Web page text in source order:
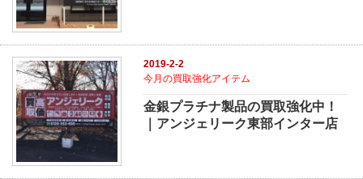
2019-2-2
今月の買取強化アイテム
金銀プラチナ製品の買取強化中！
｜アンジェリーク東部インター店